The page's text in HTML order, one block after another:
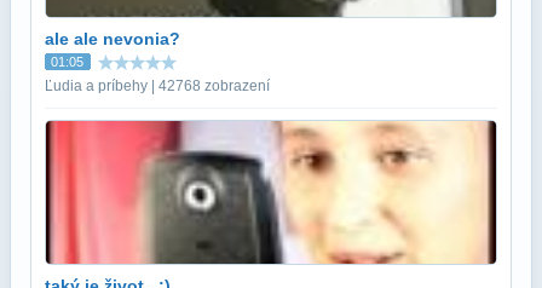
ale ale nevonia?
01:05
Ľudia a príbehy | 42768 zobrazení